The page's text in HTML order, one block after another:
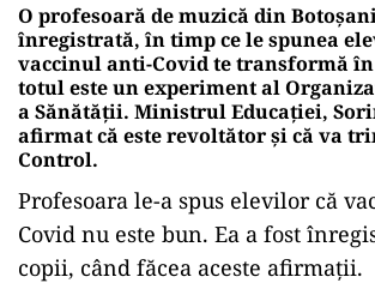
O profesoară de muzică din
înregistrată, în timp ce le spunea
vaccinul anti-Covid te transformă
totul este un experiment al
a Sănătăţii. Ministrul Educaţiei,
afirmat că este revoltător și că va
Control.
Profesoara le-a spus elevilor că
Covid nu este bun. Ea a fost
copii, când făcea aceste afirmaţii.